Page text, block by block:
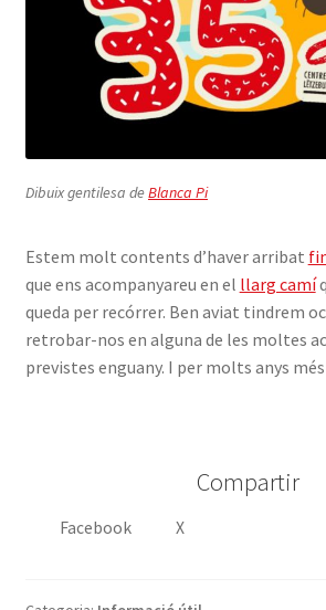
Dibuix gentilesa deBlanca Pi
Estem molt contents d’haver arribat
que ens acompanyareu en el llarg camí
queda per recórrer. Ben aviat tindrem
retrobar-nos en alguna de les moltes
previstes enguany. I per molts anys
Compartir
Facebook X